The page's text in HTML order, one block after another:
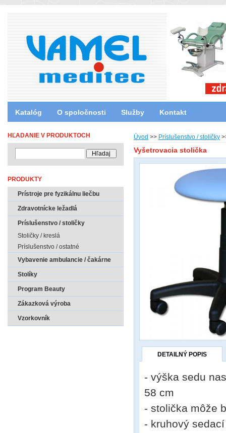
Katalóg O spoločnosti Služby Kontakt
Úvod >> Príslušenstvo / stoličky
Vyšetrovacia stolička
DETAILNÝ POPIS
- výška sedu
58 cm
- stolička môže
- kruhový
HĽADANIE V PRODUKTOCH
PRODUKTY
Prístroje pre fyzikálnu liečbu
Zdravotnícke ležadlá
Príslušenstvo / stoličky
Stoličky / kreslá
Príslušenstvo / ostatné
Vybavenie ambulancie / čakárne
Stolíky
Program Beauty
Zákazková výroba
Vzorkovník